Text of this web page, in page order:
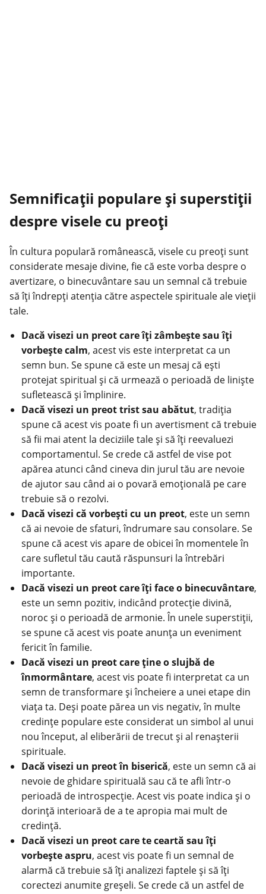
Semnificații populare și superstiții
despre visele cu preoți
În cultura populară românească, visele cu preoți sunt
considerate mesaje divine, fie că este vorba despre o
avertizare, o binecuvântare sau un semnal că trebuie
să îți îndrepți atenția către aspectele spirituale ale vieții
tale.
Dacă visezi un preot care îți zâmbește sau îți
vorbește calm, acest vis este interpretat ca un
semn bun. Se spune că este un mesaj că ești
protejat spiritual și că urmează o perioadă de liniște
sufletească și împlinire.
Dacă visezi un preot trist sau abătut, tradiția
spune că acest vis poate fi un avertisment că trebuie
să fii mai atent la deciziile tale și să îți reevaluezi
comportamentul. Se crede că astfel de vise pot
apărea atunci când cineva din jurul tău are nevoie
de ajutor sau când ai o povară emoțională pe care
trebuie să o rezolvi.
Dacă visezi că vorbești cu un preot, este un semn
că ai nevoie de sfaturi, îndrumare sau consolare. Se
spune că acest vis apare de obicei în momentele în
care sufletul tău caută răspunsuri la întrebări
importante.
Dacă visezi un preot care îți face o binecuvântare,
este un semn pozitiv, indicând protecție divină,
noroc și o perioadă de armonie. În unele superstiții,
se spune că acest vis poate anunța un eveniment
fericit în familie.
Dacă visezi un preot care ține o slujbă de
înmormântare, acest vis poate fi interpretat ca un
semn de transformare și încheiere a unei etape din
viața ta. Deși poate părea un vis negativ, în multe
credințe populare este considerat un simbol al unui
nou început, al eliberării de trecut și al renașterii
spirituale.
Dacă visezi un preot în biserică, este un semn că ai
nevoie de ghidare spirituală sau că te afli într-o
perioadă de introspecție. Acest vis poate indica și o
dorință interioară de a te apropia mai mult de
credință.
Dacă visezi un preot care te ceartă sau îți
vorbește aspru, acest vis poate fi un semnal de
alarmă că trebuie să îți analizezi faptele și să îți
corectezi anumite greșeli. Se crede că un astfel de